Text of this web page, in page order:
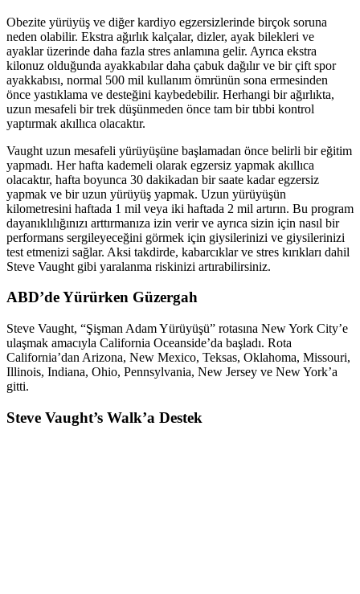
Obezite yürüyüş ve diğer kardiyo egzersizlerinde birçok soruna
neden olabilir. Ekstra ağırlık kalçalar, dizler, ayak bilekleri ve
ayaklar üzerinde daha fazla stres anlamına gelir. Ayrıca ekstra
kilonuz olduğunda ayakkabılar daha çabuk dağılır ve bir çift spor
ayakkabısı, normal 500 mil kullanım ömrünün sona ermesinden
önce yastıklama ve desteğini kaybedebilir. Herhangi bir ağırlıkta,
uzun mesafeli bir trek düşünmeden önce tam bir tıbbi kontrol
yaptırmak akıllıca olacaktır.
Vaught uzun mesafeli yürüyüşüne başlamadan önce belirli bir eğitim
yapmadı. Her hafta kademeli olarak egzersiz yapmak akıllıca
olacaktır, hafta boyunca 30 dakikadan bir saate kadar egzersiz
yapmak ve bir uzun yürüyüş yapmak. Uzun yürüyüşün
kilometresini haftada 1 mil veya iki haftada 2 mil artırın. Bu program
dayanıklılığınızı arttırmanıza izin verir ve ayrıca sizin için nasıl bir
performans sergileyeceğini görmek için giysilerinizi ve giysilerinizi
test etmenizi sağlar. Aksi takdirde, kabarcıklar ve stres kırıkları dahil
Steve Vaught gibi yaralanma riskinizi artırabilirsiniz.
ABD’de Yürürken Güzergah
Steve Vaught, “Şişman Adam Yürüyüşü” rotasına New York City’e
ulaşmak amacıyla California Oceanside’da başladı. Rota
California’dan Arizona, New Mexico, Teksas, Oklahoma, Missouri,
Illinois, Indiana, Ohio, Pennsylvania, New Jersey ve New York’a
gitti.
Steve Vaught’s Walk’a Destek